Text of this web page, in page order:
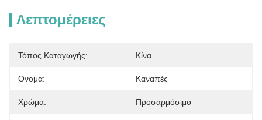
Λεπτομέρειες
Τόπος Καταγωγής: Κίνα
Ονομα: Καναπές
Χρώμα: Προσαρμόσιμο